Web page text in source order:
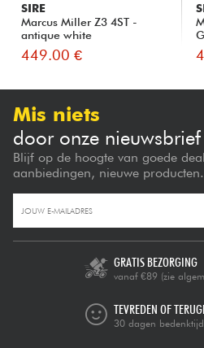
SIRE
Marcus Miller Z3 4ST -
antique white
449.00 €
Mis niets
door onze
Blijf op de hoogte van goede
aanbiedingen, nieuwe
GRATIS BEZORGING
vanaf €89 (zie
TEVREDEN OF
30 dagen bedenktijd